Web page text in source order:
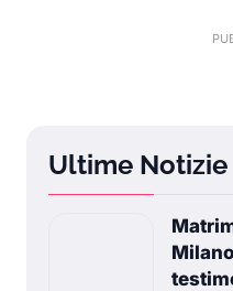
Ultime Notizie